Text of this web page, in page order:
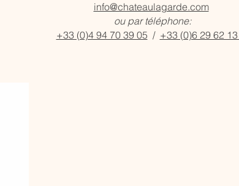
info@chateaulagarde.com
ou par téléphone:
+33 (0)4 94 70 39 05 / +33 (0)6 29 62